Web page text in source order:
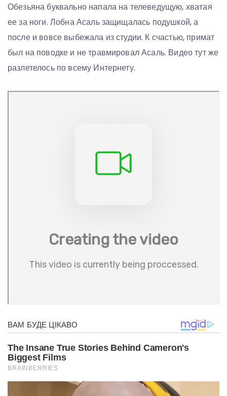
Обезьяна буквально напала на телеведущую, хватая
ее за ноги. Лобна Асаль защищалась подушкой, а
после и вовсе выбежала из студии. К счастью, примат
был на поводке и не травмировал Асаль. Видео тут же
разлетелось по всему Интернету.